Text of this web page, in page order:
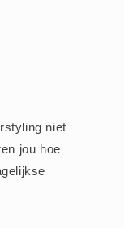
niet
jou hoe